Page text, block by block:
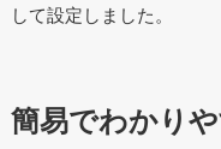
して設定しました。
簡易でわかり